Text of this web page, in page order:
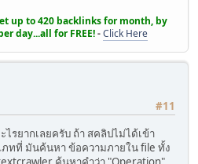
up to 420 backlinks for month, by
day...all for FREE!-Click Here
#11
รยากเลยครับ ถ้า สคลิปไม่ได้เข้า
ทที่ มันค้นหา ข้อความภายใน file ทั้ง